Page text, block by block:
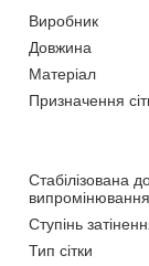
Виробник
Довжина
Матеріал
Призначення
Стабілізована
випромінювання
Ступінь
Тип сітки